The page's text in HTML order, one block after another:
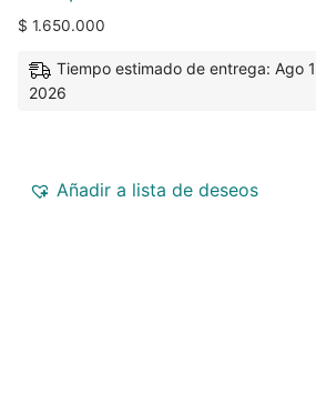
$ 1.650.000
Tiempo estimado de entrega: Ago
2026
Añadir a lista de deseos